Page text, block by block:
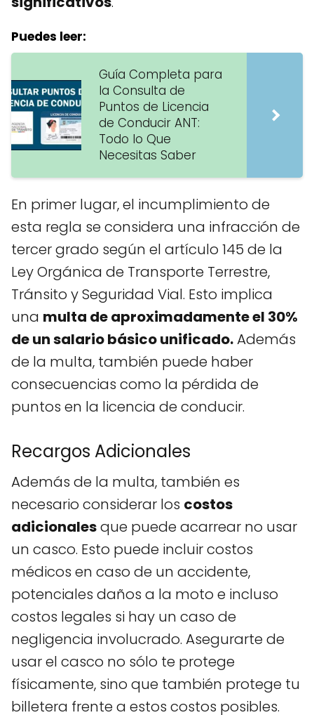
Puedes leer:
Guía Completa para
la Consulta de
Puntos de Licencia
de Conducir ANT:
Todo lo Que
Necesitas Saber
En primer lugar, el incumplimiento de
esta regla se considera una infracción de
tercer grado según el artículo 145 de la
Ley Orgánica de Transporte Terrestre,
Tránsito y Seguridad Vial. Esto implica
una multa de aproximadamente el 30%
de un salario básico unificado.Además
de la multa, también puede haber
consecuencias como la pérdida de
puntos en la licencia de conducir.
Recargos Adicionales
Además de la multa, también es
necesario considerar los costos
adicionalesque puede acarrear no usar
un casco. Esto puede incluir costos
médicos en caso de un accidente,
potenciales daños a la moto e incluso
costos legales si hay un caso de
negligencia involucrado. Asegurarte de
usar el casco no sólo te protege
físicamente, sino que también protege tu
billetera frente a estos costos posibles.